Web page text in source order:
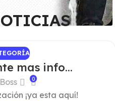
mas info…
0
¡ya esta aquí!